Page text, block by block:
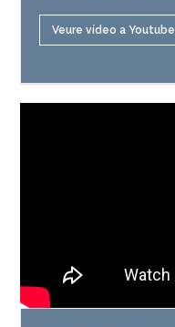
Veure vídeo a Youtube